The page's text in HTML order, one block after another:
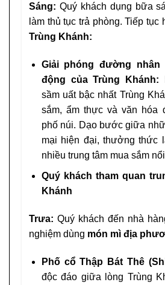
Sáng: Quý khách dụng bữa
làm thủ tục trả phòng. Tiếp tục
Trùng Khánh:
Giải phóng đường
động của Trùng Khánh:
sầm uất bậc nhất Trùng
sắm, ẩm thực và văn hóa
phố núi. Dạo bước giữa
mại hiện đại, thưởng thức
nhiều trung tâm mua sắm
Quý khách tham quan
Khánh
Trưa: Quý khách đến nhà
nghiệm dùng món mì địa
Phố cổ Thập Bát Thê
độc đáo giữa lòng Trùng